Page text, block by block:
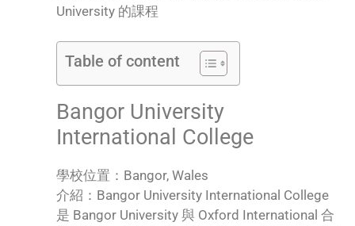
University 的課程
Table of content
Bangor University
International College
學校位置：Bangor, Wales
介紹：Bangor University International College
是 Bangor University 與 Oxford International 合